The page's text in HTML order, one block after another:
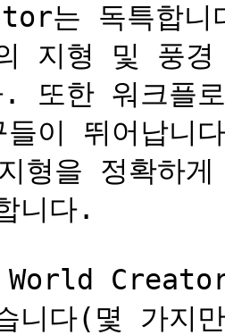
는 독특합니
지형 및 풍
. 또한 워크플
이 뛰어납니
형을 정확하
니다.
World
니다(몇 가